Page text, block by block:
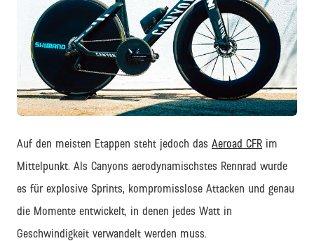
JPG
Auf den meisten Etappen steht jedoch das Aeroad CFR im
Mittelpunkt. Als Canyons aerodynamischstes Rennrad wurde
es für explosive Sprints, kompromisslose Attacken und genau
die Momente entwickelt, in denen jedes Watt in
Geschwindigkeit verwandelt werden muss.